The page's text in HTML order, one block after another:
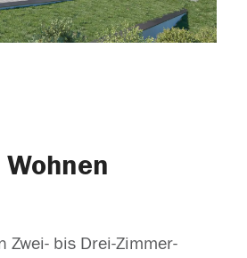
Zwei- bis Drei-Zimmer-